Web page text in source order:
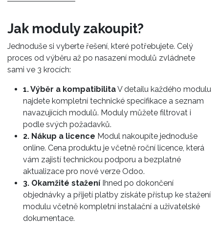
Jak moduly zakoupit?
Jednoduše si vyberte řešení, které potřebujete. Celý
proces od výběru až po nasazení modulů zvládnete
sami ve 3 krocích:
1. Výběr a kompatibilitaV detailu každého modulu
najdete kompletní technické specifikace a seznam
navazujících modulů. Moduly můžete filtrovat i
podle svých požadavků.
2. Nákup a licence Modul nakoupíte jednoduše
online. Cena produktu je včetně roční licence, která
vám zajistí technickou podporu a bezplatné
aktualizace pro nové verze Odoo.
3. Okamžité stažení Ihned po dokončení
objednávky a přijetí platby získáte přístup ke stažení
modulu včetně kompletní instalační a uživatelské
dokumentace.